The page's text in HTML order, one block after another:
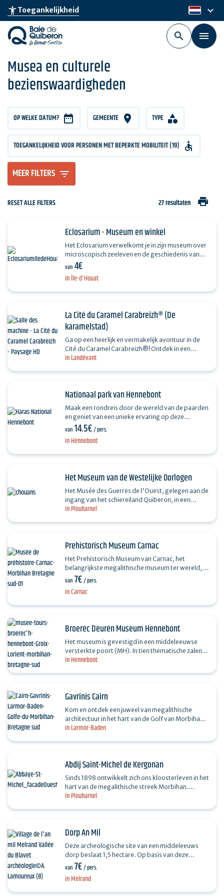
Skip
main
content
accessibility_newToegankelijkheid nl
keyboard_arrow_down
Musea en culturele
bezienswaardigheden
OP WELKE DATUM? GEMEENTE TYPE
TOEGANKELIJKHEID VOOR PERSONEN MET BEPERKTE MOBILITEIT (19)
MEER FILTERS
RESET ALLE FILTERS 27 resultaten print
in Île-d'Houat
Eclosarium - Museum en winkel
Het Eclosarium verwelkomt je in zijn museum over
microscopisch zeeleven en de geschiedenis van
het eiland Houat, zijn tentoonstelling en zijn winkel
van 4€
in Landévant
La Cité du Caramel Carabreizh® (De
karamelstad)
Ga op een heerlijk en vermakelijk avontuur in de
Cité du Caramel Carabreizh®! Ontdek in een
kleurrijke, eigenzinnige wereld de authenticiteit
in Hennebont
Nationaal park van Hennebont
Maak een rondreis door de wereld van de paarden
en geniet van een unieke ervaring op deze
emblematische plek van hippisch erfgoed! Ga de
stallen binnen om…
van 14.5€/ pers.
in Plouharnel
Het Museum van de Westelijke Oorlogen
Het Musée des Guerres de l'Ouest, gelegen aan de
ingang van het schiereiland Quiberon, in een
bunker van de Atlantikwall, is het enige museum
in Carnac
Prehistorisch Museum Carnac
Het Prehistorisch Museum van Carnac, het
belangrijkste megalithische museum ter wereld, is
een onmisbare opmaat voor een bezoek aan de
dolmens en menhirs…
van 7€/ pers.
in Hennebont
Broerec Deuren Museum Hennebont
Het museum is gevestigd in een middeleeuwse
versterkte poort (MH). In tien thematische zalen
kun je de rijkdom en geschiedenis van de lokale
in Larmor-Baden
Gavrinis Cairn
Kom en ontdek een juweel van megalithische
architectuur in het hart van de Golf van Morbihan:
de cairn van Gavrinis (die momenteel op de…
in Plouharnel
Abdij Saint-Michel de Kergonan
Sinds 1898 ontwikkelt zich ons kloosterleven in het
hart van de megalithische streek Morbihan.
Gebed, werk en het lezen van het Woord van God
in Melrand
Dorp An Mil
Deze archeologische site van een middeleeuws
dorp beslaat 1,5 hectare. Op basis van deze
uitzonderlijk goed bewaarde ruïnes zijn
reconstructies gemaakt…
van 7€/ pers.